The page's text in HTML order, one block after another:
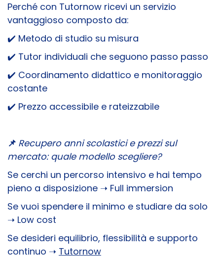
Perché con Tutornow ricevi un servizio
vantaggioso composto da:
✔️ Metodo di studio su misura
✔️ Tutor individuali che seguono passo passo
✔️ Coordinamento didattico e monitoraggio
costante
✔️ Prezzo accessibile e rateizzabile
📌 Recupero anni scolastici e prezzi sul
mercato: quale modello scegliere?
Se cerchi un percorso intensivo e hai tempo
pieno a disposizione ➝ Full immersion
Se vuoi spendere il minimo e studiare da solo
➝ Low cost
Se desideri equilibrio, flessibilità e supporto
continuo ➝ Tutornow